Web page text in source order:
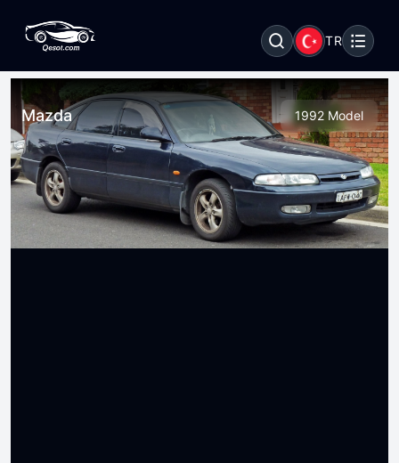
TR
Mazda 1992 Model